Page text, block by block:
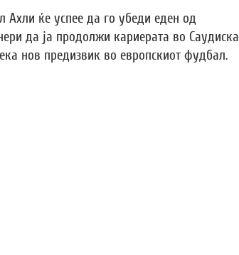
Ахли ќе успее да го убеди еден од
да ја продолжи кариерата во Саудиска
нов предизвик во европскиот фудбал.